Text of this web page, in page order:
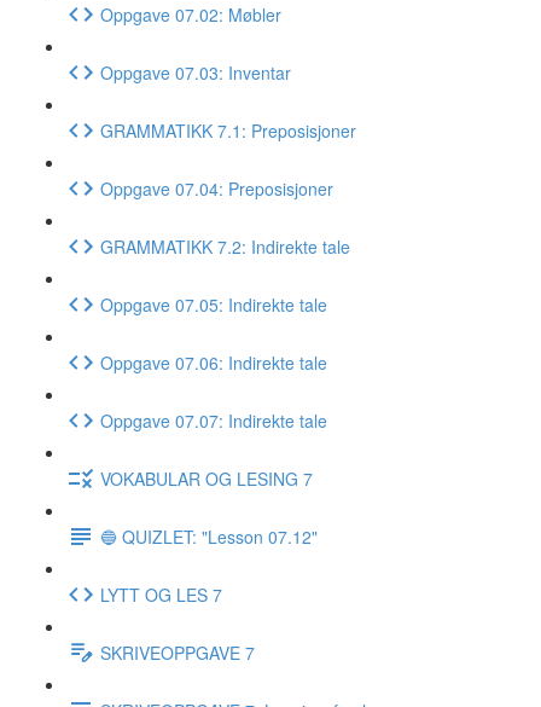
Oppgave 07.02: Møbler
Oppgave 07.03: Inventar
GRAMMATIKK 7.1: Preposisjoner
Oppgave 07.04: Preposisjoner
GRAMMATIKK 7.2: Indirekte tale
Oppgave 07.05: Indirekte tale
Oppgave 07.06: Indirekte tale
Oppgave 07.07: Indirekte tale
VOKABULAR OG LESING 7
🔵 QUIZLET: "Lesson 07.12"
LYTT OG LES 7
SKRIVEOPPGAVE 7